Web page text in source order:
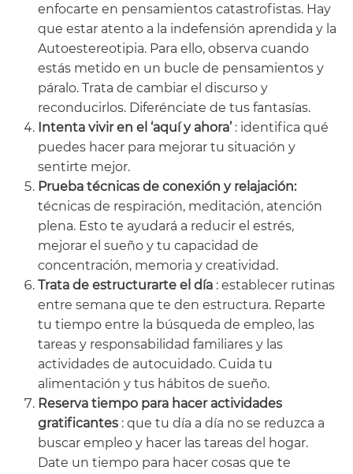
enfocarte en pensamientos catastrofistas. Hay
que estar atento a la indefensión aprendida y la
Autoestereotipia. Para ello, observa cuando
estás metido en un bucle de pensamientos y
páralo. Trata de cambiar el discurso y
reconducirlos. Diferénciate de tus fantasías.
Intenta vivir en el ‘aquí y ahora’ : identifica qué
puedes hacer para mejorar tu situación y
sentirte mejor.
Prueba técnicas de conexión y relajación:
técnicas de respiración, meditación, atención
plena. Esto te ayudará a reducir el estrés,
mejorar el sueño y tu capacidad de
concentración, memoria y creatividad.
Trata de estructurarte el día : establecer rutinas
entre semana que te den estructura. Reparte
tu tiempo entre la búsqueda de empleo, las
tareas y responsabilidad familiares y las
actividades de autocuidado. Cuida tu
alimentación y tus hábitos de sueño.
Reserva tiempo para hacer actividades
gratificantes : que tu día a día no se reduzca a
buscar empleo y hacer las tareas del hogar.
Date un tiempo para hacer cosas que te